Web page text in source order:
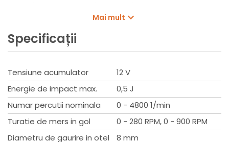
ointreaga gama de scule Home & Garden.
Set de livrare
1 buc. acumulatori PBA 12V 2.5Ah O-B
Burghiu pentru beton Ø 6 si 8 mm
Burghiu universal Ø 5 si 6 mm
4 capete de srubelnita lungi
Valiza
Date tehnice
Tensiunea 12 V
Mai mult
Specificații
Tensiune acumulator
12 V
Energie de impact max.
0,5 J
Numar percutii nominala
0 - 4800 1/min
Turatie de mers in gol
0 - 280 RPM, 0 - 900 RPM
Diametru de gaurire in otel
8 mm